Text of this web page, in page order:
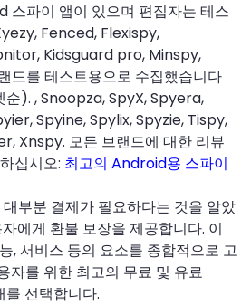
스파이 앱이 있으며 편집자는 테스
Fenced, Flexispy,
Kidsguard pro, Minspy,
드를 테스트용으로 수집했습니다
순). , Snoopza, SpyX, Spyera,
Spyine, Spylix, Spyzie, Tispy,
Xnspy. 모든 브랜드에 대한 리뷰
십시오: 최고의 Android용 스파이
부분 결제가 필요하다는 것을 알았
에게 환불 보장을 제공합니다. 이
, 서비스 등의 요소를 종합적으로 고
자를 위한 최고의 무료 및 유료
선택합니다.